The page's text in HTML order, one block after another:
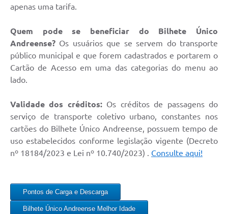
apenas uma tarifa.
Quem pode se beneficiar do Bilhete Único
Andreense? Os usuários que se servem do transporte
público municipal e que forem cadastrados e portarem o
Cartão de Acesso em uma das categorias do menu ao
lado.
Validade dos créditos: Os créditos de passagens do
serviço de transporte coletivo urbano, constantes nos
cartões do Bilhete Único Andreense, possuem tempo de
uso estabelecidos conforme legislação vigente (Decreto
nº 18184/2023 e Lei nº 10.740/2023) . Consulte aqui!
Pontos de Carga e Descarga
Bilhete Único Andreense Melhor Idade